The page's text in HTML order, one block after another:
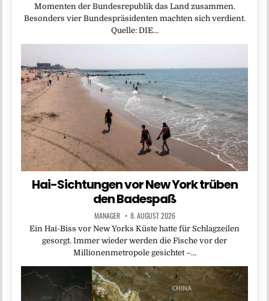
Momenten der Bundesrepublik das Land zusammen.
Besonders vier Bundespräsidenten machten sich verdient.
Quelle: DIE…
Hai-Sichtungen vor New York trüben
den Badespaß
MANAGER 8. AUGUST 2026
Ein Hai-Biss vor New Yorks Küste hatte für Schlagzeilen
gesorgt. Immer wieder werden die Fische vor der
Millionenmetropole gesichtet –…